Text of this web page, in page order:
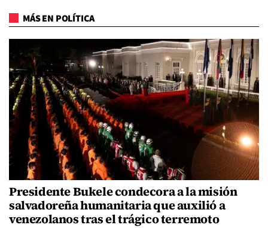
MÁS EN POLÍTICA
Presidente Bukele condecora a la misión
salvadoreña humanitaria que auxilió a
venezolanos tras el trágico terremoto